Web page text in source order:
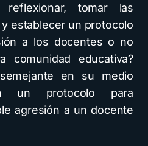
tomar las
establecer un protocolo
a los docentes o no
comunidad educativa?
en su medio
un protocolo para
agresión a un docente